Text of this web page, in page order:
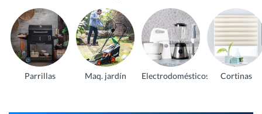
Parrillas Maq. jardín Electrodomésticos Cortinas